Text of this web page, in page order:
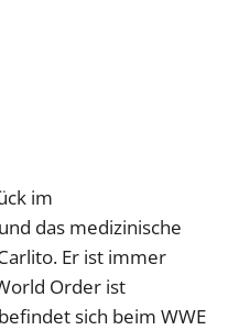
im
das medizinische
Er ist immer
Order ist
sich beim WWE